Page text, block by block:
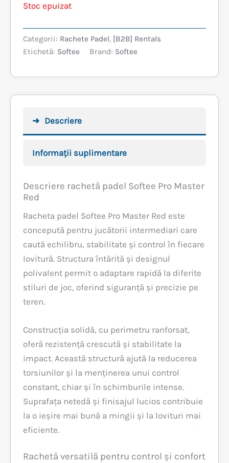
Stoc epuizat
Categorii: Rachete Padel, [B2B] Rentals
Etichetă: Softee Brand: Softee
Descriere
Informații suplimentare
Descriere rachetă padel Softee Pro Master
Red
Racheta padel Softee Pro Master Red este
concepută pentru jucătorii intermediari care
caută echilibru, stabilitate și control în fiecare
lovitură. Structura întărită și designul
polivalent permit o adaptare rapidă la diferite
stiluri de joc, oferind siguranță și precizie pe
teren.
Construcția solidă, cu perimetru ranforsat,
oferă rezistență crescută și stabilitate la
impact. Această structură ajută la reducerea
torsiunilor și la menținerea unui control
constant, chiar și în schimburile intense.
Suprafața netedă și finisajul lucios contribuie
la o ieșire mai bună a mingii și la lovituri mai
eficiente.
Rachetă versatilă pentru control și confort